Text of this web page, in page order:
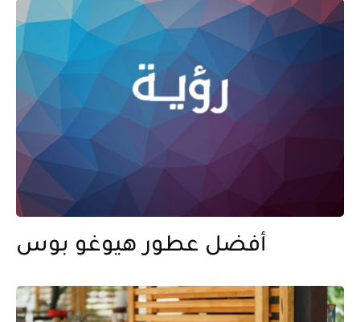
أفضل عطور هيوغو بوس